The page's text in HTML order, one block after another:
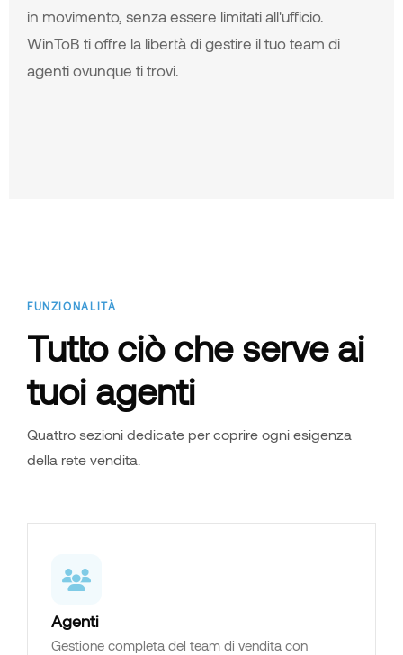
in movimento, senza essere limitati all'ufficio.
WinToB ti offre la libertà di gestire il tuo team di
agenti ovunque ti trovi.
FUNZIONALITÀ
Tutto ciò che serve ai
tuoi agenti
Quattro sezioni dedicate per coprire ogni esigenza
della rete vendita.
Agenti
Gestione completa del team di vendita con